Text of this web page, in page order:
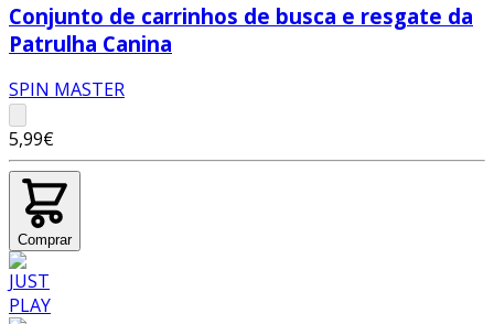
Conjunto de carrinhos de busca e resgate da
Patrulha Canina
SPIN MASTER
5,99€
Comprar